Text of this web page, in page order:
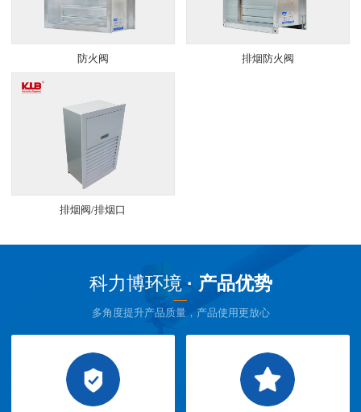
防火阀 排烟防火阀
排烟阀/排烟口
科力博环境 · 产品优势
多角度提升产品质量，产品使用更放心